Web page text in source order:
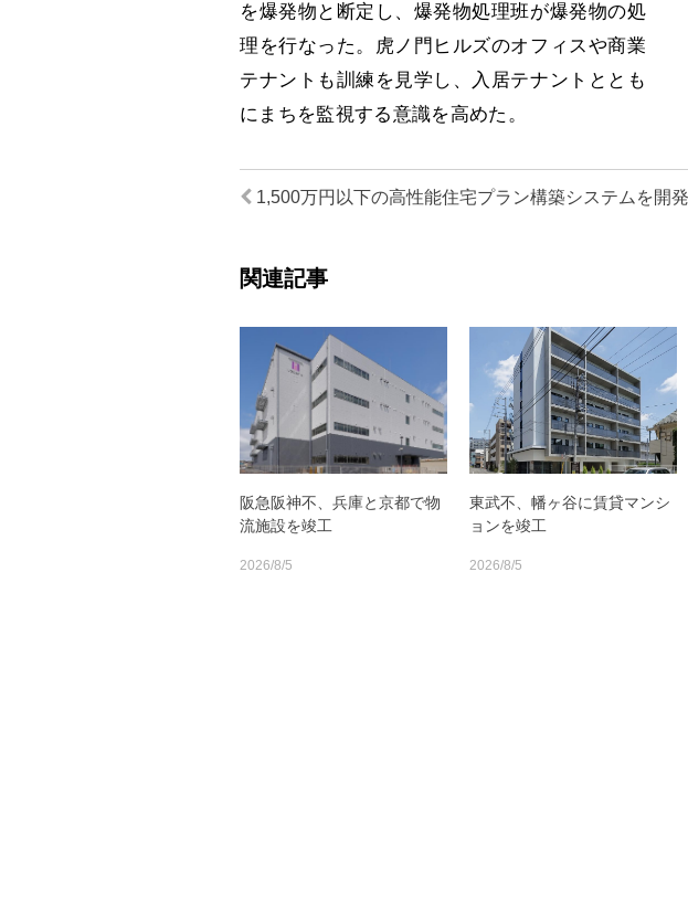
を爆発物と断定し、爆発物処理班が爆発物の処
理を行なった。虎ノ門ヒルズのオフィスや商業
テナントも訓練を見学し、入居テナントととも
にまちを監視する意識を高めた。
1,500万円以下の高性能住宅プラン構築システムを開発／ハイ
関連記事
阪急阪神不、兵庫と京都で物
流施設を竣工
2026/8/5
東武不、幡ヶ谷に賃貸マンシ
ョンを竣工
2026/8/5